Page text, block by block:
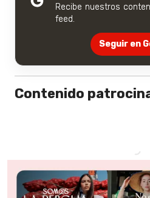
Recibe nuestros
feed.
Seguir en
Contenido